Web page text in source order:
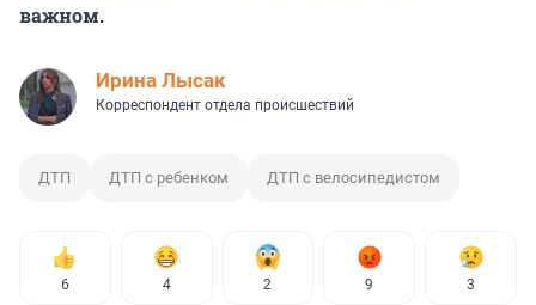
важном.
Ирина Лысак
Корреспондент отдела происшествий
ДТП ДТП с ребенком ДТП с велосипедистом
6 4 2 9 3